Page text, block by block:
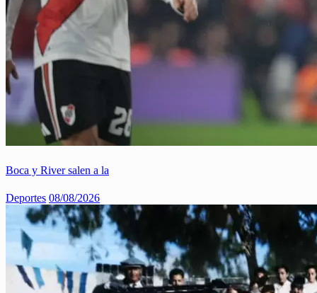
Boca y River salen a la
Deportes 08/08/2026